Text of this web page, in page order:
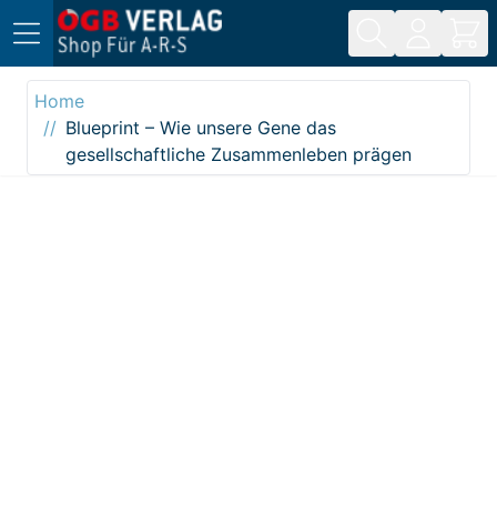
Direkt zum Inhalt
Home
Blueprint – Wie unsere Gene das
gesellschaftliche Zusammenleben prägen